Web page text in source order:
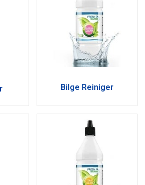
Bilge Reiniger